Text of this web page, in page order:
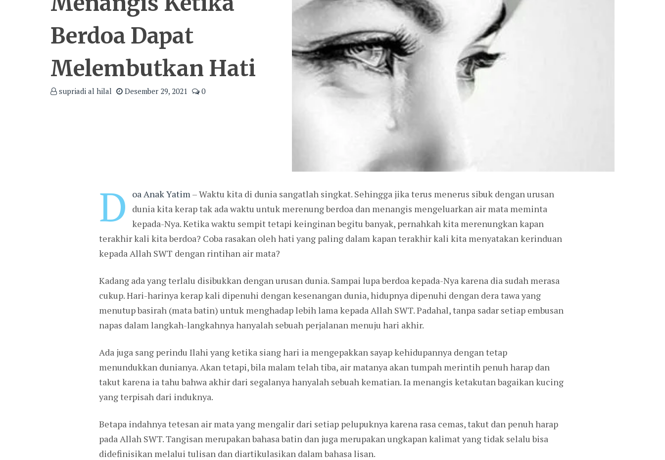
Berdoa Dapat
Melembutkan Hati
supriadi al hilal Desember 29, 2021 0
D oa Anak Yatim – Waktu kita di dunia sangatlah singkat. Sehingga jika terus menerus sibuk dengan urusan
dunia kita kerap tak ada waktu untuk merenung berdoa dan menangis mengeluarkan air mata meminta
kepada-Nya. Ketika waktu sempit tetapi keinginan begitu banyak, pernahkah kita merenungkan kapan
terakhir kali kita berdoa? Coba rasakan oleh hati yang paling dalam kapan terakhir kali kita menyatakan kerinduan
kepada Allah SWT dengan rintihan air mata?
Kadang ada yang terlalu disibukkan dengan urusan dunia. Sampai lupa berdoa kepada-Nya karena dia sudah merasa
cukup. Hari-harinya kerap kali dipenuhi dengan kesenangan dunia, hidupnya dipenuhi dengan dera tawa yang
menutup basirah (mata batin) untuk menghadap lebih lama kepada Allah SWT. Padahal, tanpa sadar setiap embusan
napas dalam langkah-langkahnya hanyalah sebuah perjalanan menuju hari akhir.
Ada juga sang perindu Ilahi yang ketika siang hari ia mengepakkan sayap kehidupannya dengan tetap
menundukkan dunianya. Akan tetapi, bila malam telah tiba, air matanya akan tumpah merintih penuh harap dan
takut karena ia tahu bahwa akhir dari segalanya hanyalah sebuah kematian. Ia menangis ketakutan bagaikan kucing
yang terpisah dari induknya.
Betapa indahnya tetesan air mata yang mengalir dari setiap pelupuknya karena rasa cemas, takut dan penuh harap
pada Allah SWT. Tangisan merupakan bahasa batin dan juga merupakan ungkapan kalimat yang tidak selalu bisa
didefinisikan melalui tulisan dan diartikulasikan dalam bahasa lisan.